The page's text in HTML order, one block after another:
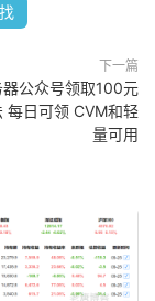
下一篇
器公众号领取100元
每日可领 CVM和轻
量可用